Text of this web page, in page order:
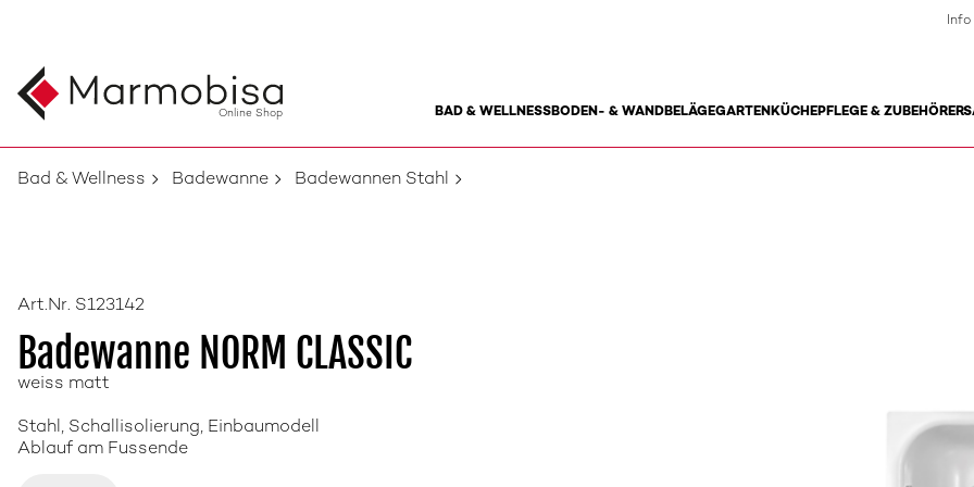
Online Shop BAD & WELLNESSBODEN- & WANDBELÄGEGARTENKÜCHEPFLEGE & ZUBEHÖR
Info
Bad & Wellness Badewanne Badewannen Stahl
Art.Nr. S123142
Badewanne NORM CLASSIC
weiss matt
Stahl, Schallisolierung, Einbaumodell
Ablauf am Fussende